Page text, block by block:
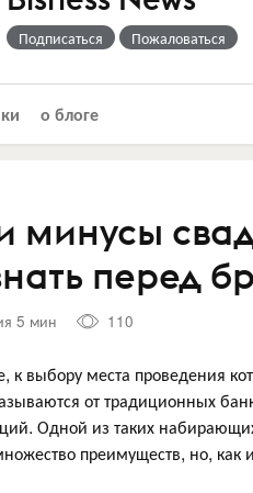
Подписаться Пожаловаться
о блоге
минусы
перед
5 мин 110
к выбору места проведения
от традиционных
Одной из таких
преимуществ, но,